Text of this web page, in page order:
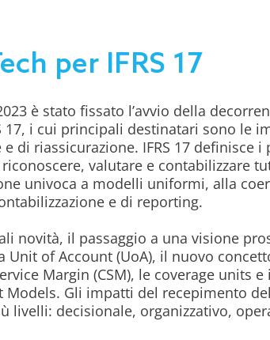
per IFRS 17
è stato fissato l’avvio della
17, i cui principali destinatari sono le
e di riassicurazione. IFRS 17 definisce i
valutare e contabilizzare
univoca a modelli uniformi, alla
e di reporting.
novità, il passaggio a una visione
Unit of Account (UoA), il nuovo
Margin (CSM), le coverage units
Models. Gli impatti del recepimento
livelli: decisionale, organizzativo,